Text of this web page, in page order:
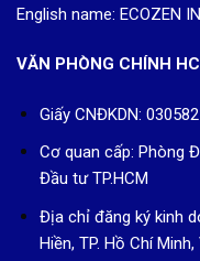
English name: ECOZEN
VĂN PHÒNG CHÍNH
Giấy CNĐKDN:
Cơ quan cấp: Phòng
Đầu tư TP.HCM
Địa chỉ đăng ký kinh
Hiền, TP. Hồ Chí